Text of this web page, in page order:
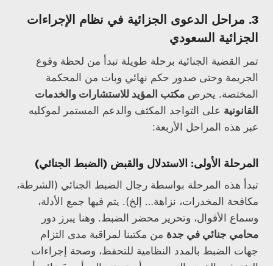
3. مراحل الدعوى الجزائية في نظام الإجراءات
الجزائية السعودي
تمر القضية الجنائية برحلة طويلة تبدأ من لحظة وقوع
الجريمة وحتى صدور حكم نهائي وبات من المحكمة
المختصة. يحرص مكتب المؤيد للاستشارات والخدمات
القانونية على التواجد المكثف والدعم المستمر لموكليه
عبر هذه المراحل الأربعة:
المرحلة الأولى: الاستدلال والقبض (الضبط الجنائي)
تبدأ هذه المرحلة بواسطة رجال الضبط الجنائي (الشرطة،
مكافحة المخدرات، نزاهة… إلخ). يتم فيها جمع الأدلة،
وسماع الأقوال، وتحرير محضر الضبط. وهنا يبرز دور
محامي جنائي في جدة من مكتبنا لمراقبة مدى التزام
جهات الضبط بالمدد النظامية للتحفظ، وصحة إجراءات